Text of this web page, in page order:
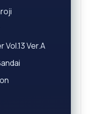
Vol.13 Ver.A